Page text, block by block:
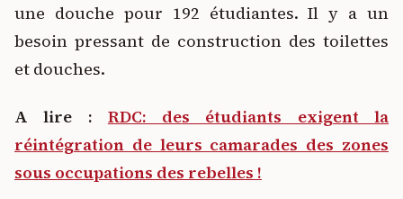
une douche pour 192 étudiantes. Il y a un
besoin pressant de construction des toilettes
et douches.
A lire : RDC: des étudiants exigent la
réintégration de leurs camarades des zones
sous occupations des rebelles !